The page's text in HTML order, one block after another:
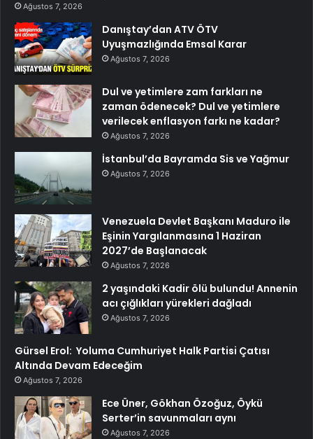
Ağustos 7, 2026
Danıştay’dan ATV ÖTV
Uyuşmazlığında Emsal Karar
Ağustos 7, 2026
Dul ve yetimlere zam farkları ne
zaman ödenecek? Dul ve yetimlere
verilecek enflasyon farkı ne kadar?
Ağustos 7, 2026
İstanbul’da Bayramda Sis ve Yağmur
Ağustos 7, 2026
Venezuela Devlet Başkanı Maduro ile
Eşinin Yargılanmasına 1 Haziran
2027’de Başlanacak
Ağustos 7, 2026
2 yaşındaki Kadir ölü bulundu! Annenin
acı çığlıkları yürekleri dağladı
Ağustos 7, 2026
Gürsel Erol: Yoluma Cumhuriyet Halk Partisi Çatısı
Altında Devam Edeceğim
Ağustos 7, 2026
Ece Üner, Gökhan Özoğuz, Öykü
Serter’in savunmaları aynı
Ağustos 7, 2026